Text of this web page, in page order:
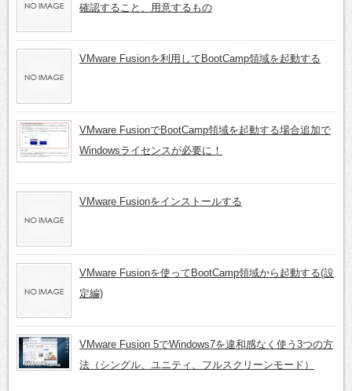
確認すること、用意するもの
VMware Fusionを利用してBootCamp領域を起動する
VMware FusionでBootCamp領域を起動する場合追加で
Windowsライセンスが必要に！
VMware Fusionをインストールする
VMware Fusionを使ってBootCamp領域から起動する(設
定編)
VMware Fusion 5でWindows7を違和感なく使う3つの方
法（シングル、ユニティ、フルスクリーンモード）